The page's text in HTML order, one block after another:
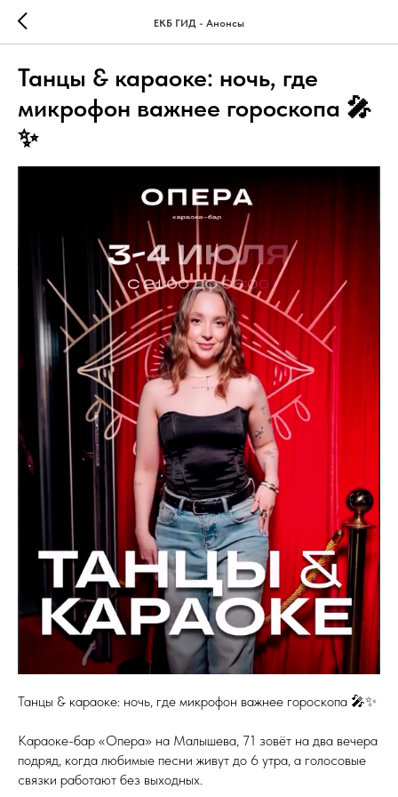
ЕКБ ГИД - Анонсы
Танцы & караоке: ночь, где
микрофон важнее гороскопа 🎤
✨
Танцы & караоке: ночь, где микрофон важнее гороскопа 🎤✨
Караоке-бар «Опера» на Малышева, 71 зовёт на два вечера
подряд, когда любимые песни живут до 6 утра, а голосовые
связки работают без выходных.